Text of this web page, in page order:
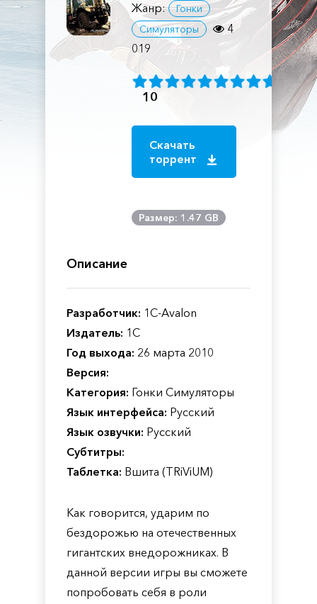
Жанр:
Гонки
Симуляторы
4
019
10
Скачать
торрент
Размер: 1.47 GB
Описание
Разработчик: 1C-Avalon
Издатель: 1C
Год выхода: 26 марта 2010
Версия:
Категория: Гонки Симуляторы
Язык интерфейса: Русский
Язык озвучки: Русский
Субтитры:
Таблетка: Вшита (TRiViUM)
Как говорится, ударим по
бездорожью на отечественных
гигантских внедорожниках. В
данной версии игры вы сможете
попробовать себя в роли